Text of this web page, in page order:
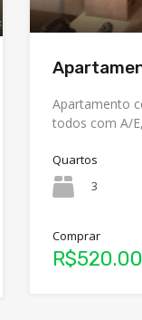
Apartamento
todos com A/
Quartos
3
Comprar